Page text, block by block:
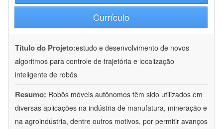
Currículo
Título do Projeto:estudo e desenvolvimento de novos
algoritmos para controle de trajetória e localização
inteligente de robôs
Resumo: Robôs móveis autônomos têm sido utilizados em
diversas aplicações na indústria de manufatura, mineração e
na agroindústria, dentre outros motivos, por permitir avanços